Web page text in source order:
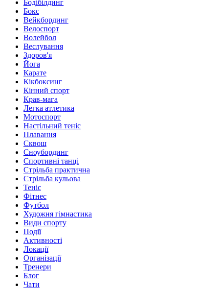
Бодібілдинг
Бокс
Вейкбординг
Велоспорт
Волейбол
Веслування
Здоров'я
Йога
Карате
Кікбоксинг
Кінний спорт
Крав-мага
Легка атлетика
Мотоспорт
Настільний теніс
Плавання
Сквош
Сноубординг
Спортивні танці
Стрільба практична
Стрільба кульова
Теніс
Фітнес
Футбол
Художня гімнастика
Види спорту
Події
Активності
Локації
Організації
Тренери
Блог
Чати